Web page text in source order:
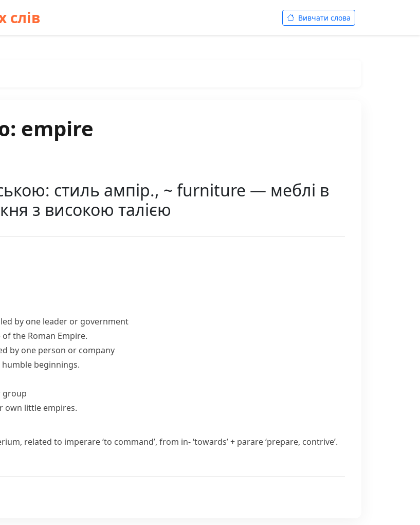
слів Вивчати слова
empire
стиль ампір., ~ furniture — меблі в
з високою талією
by one leader or government
the Roman Empire.
by one person or company
beginnings.
group
own little empires.
, related to imperare‘to command’, from in-‘towards’ + parare‘prepare, contrive’.